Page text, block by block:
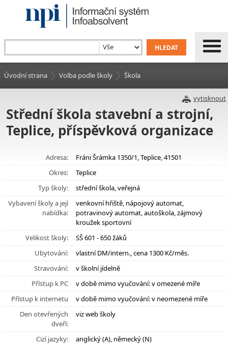
Úvodní strana Volba podle školy Škola
vytisknout
Střední škola stavební a strojní,
Teplice, příspěvková organizace
Adresa:
Fráni Šrámka 1350/1, Teplice, 41501
Okres:
Teplice
Typ školy:
střední škola, veřejná
Vybavení školy a její
nabídka:
venkovní hřiště, nápojový automat,
potravinový automat, autoškola, zájmový
kroužek sportovní
Velikost školy:
SŠ 601 - 650 žáků
Ubytování:
vlastní DM/intern., cena 1300 Kč/měs.
Stravování:
v školní jídelně
Přístup k PC
v době mimo vyučování: v omezené míře
Přístup k internetu
v době mimo vyučování: v neomezené míře
Den otevřených
dveří:
viz web školy
Cizí jazyky:
anglický (A), německý (N)